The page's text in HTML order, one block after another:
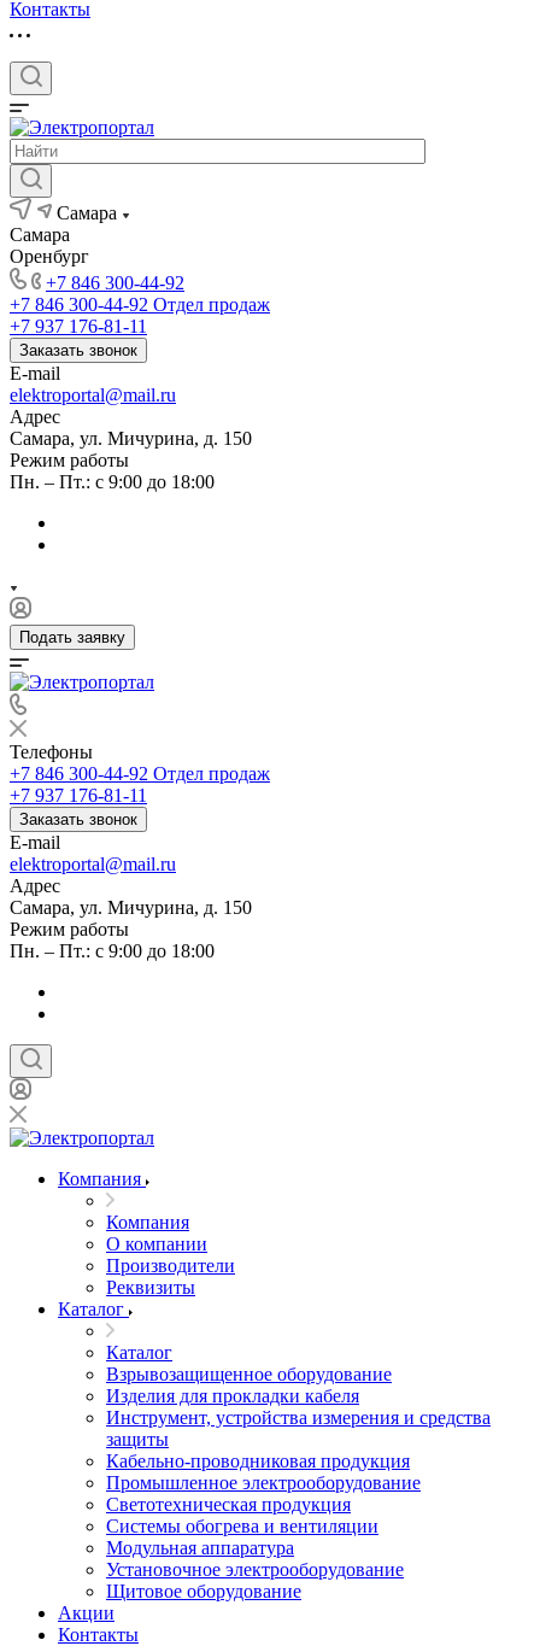
Контакты
Самара
Самара
Оренбург
+7 846 300-44-92
+7 846 300-44-92 Отдел продаж
+7 937 176-81-11
Заказать звонок
E-mail
elektroportal@mail.ru
Адрес
Самара, ул. Мичурина, д. 150
Режим работы
Пн. – Пт.: с 9:00 до 18:00
Подать заявку
Телефоны
+7 846 300-44-92 Отдел продаж
+7 937 176-81-11
Заказать звонок
E-mail
elektroportal@mail.ru
Адрес
Самара, ул. Мичурина, д. 150
Режим работы
Пн. – Пт.: с 9:00 до 18:00
Компания
Компания
О компании
Производители
Реквизиты
Каталог
Каталог
Взрывозащищенное оборудование
Изделия для прокладки кабеля
Инструмент, устройства измерения и средства
защиты
Кабельно-проводниковая продукция
Промышленное электрооборудование
Светотехническая продукция
Системы обогрева и вентиляции
Модульная аппаратура
Установочное электрооборудование
Щитовое оборудование
Акции
Контакты